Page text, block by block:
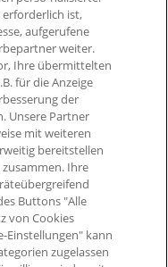
erforderlich ist,
aufgerufene
weiter.
Ihre übermittelten
für die Anzeige
der
Unsere Partner
mit weiteren
bereitstellen
zusammen. Ihre
Buttons "Alle
von Cookies
Einstellungen" kann
zugelassen